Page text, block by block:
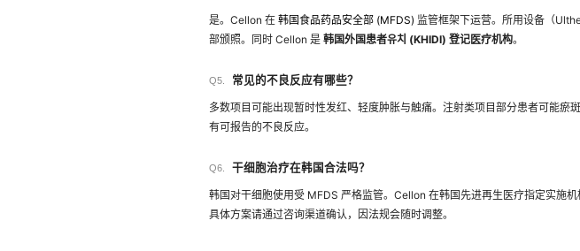
是。Cellon 在 韩国食品药品安全部 (MFDS) 监管框架下运营。所用设备（
部颁照。同时 Cellon 是 韩国外国患者유치 (KHIDI) 登记医疗机构。
Q5. 常见的不良反应有哪些？
多数项目可能出现暂时性发红、轻度肿胀与触痛。注射类项目部分患者可能
有可报告的不良反应。
Q6. 干细胞治疗在韩国合法吗？
韩国对干细胞使用受 MFDS 严格监管。Cellon 在韩国先进再生医疗指定实施
具体方案请通过咨询渠道确认，因法规会随时调整。